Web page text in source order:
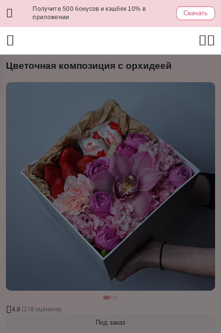
Получите 500 бонусов и кэшбек 10% в
приложении
Скачать
Цветочная композиция с орхидеей
4.8 (178 оценили)
Под заказ